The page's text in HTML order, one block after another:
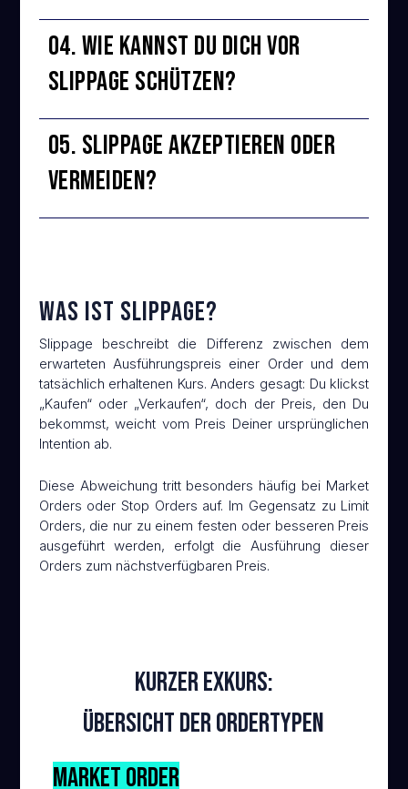
04. Wie kannst Du Dich vor
Slippage schützen?
05. Slippage akzeptieren oder
vermeiden?
Was ist Slippage?
Slippage beschreibt die Differenz zwischen dem
erwarteten Ausführungspreis einer Order und dem
tatsächlich erhaltenen Kurs. Anders gesagt: Du klickst
„Kaufen“ oder „Verkaufen“, doch der Preis, den Du
bekommst, weicht vom Preis Deiner ursprünglichen
Intention ab.
Diese Abweichung tritt besonders häufig bei Market
Orders oder Stop Orders auf. Im Gegensatz zu Limit
Orders, die nur zu einem festen oder besseren Preis
ausgeführt werden, erfolgt die Ausführung dieser
Orders zum nächstverfügbaren Preis.
Kurzer Exkurs:
Übersicht der Ordertypen
Market Order